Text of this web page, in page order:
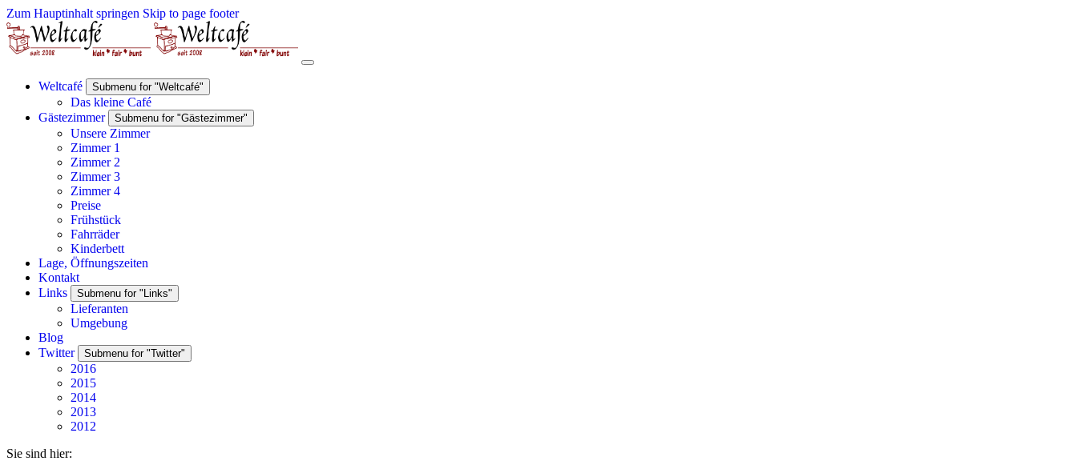
Zum Hauptinhalt springen Skip to page footer
Weltcafé Submenu for "Weltcafé"
Das kleine Café
Gästezimmer
Submenu for "Gästezimmer"
Unsere Zimmer
Zimmer 1
Zimmer 2
Zimmer 3
Zimmer 4
Preise
Frühstück
Fahrräder
Kinderbett
Lage, Öffnungszeiten
Kontakt
Links
Submenu for "Links"
Lieferanten
Umgebung
Blog
Twitter
Submenu for "Twitter"
2016
2015
2014
2013
2012
Sie sind hier: